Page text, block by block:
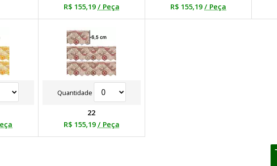
R$ 155,19 / Peça
R$ 155,19 / Peça
Quantidade
22
R$ 155,19 / Peça